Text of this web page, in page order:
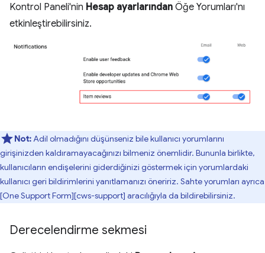
Kontrol Paneli'nin Hesap ayarlarından Öğe Yorumları'nı
etkinleştirebilirsiniz.
Not:Adil olmadığını düşünseniz bile kullanıcı yorumlarını
girişinizden kaldıramayacağınızı bilmeniz önemlidir. Bununla birlikte,
kullanıcıların endişelerini giderdiğinizi göstermek için yorumlardaki
kullanıcı geri bildirimlerini yanıtlamanızı öneririz. Sahte yorumları ayrıca
[One Support Form][cws-support] aracılığıyla da bildirebilirsiniz.
Derecelendirme sekmesi